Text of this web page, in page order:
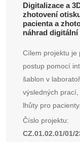
Digitalizace a
zhotovení
pacienta a
náhrad digitální
Cílem projektu je
postup pomocí
šablon v
výsledných
lhůty pro pacienty.
Číslo projektu:
CZ.01.02.01/01/